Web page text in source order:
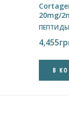
20mg/
ПЕПТИДЫ
4,455
В